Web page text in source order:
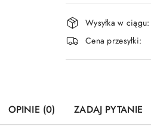
Dostępność
i
dostawa
Wysyłka w ciągu:
Cena przesyłki:
OPINIE (0) ZADAJ PYTANIE